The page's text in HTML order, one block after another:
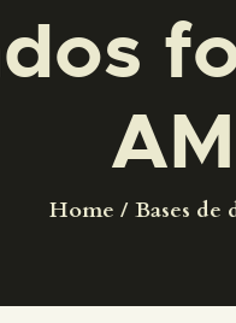
Home Bases de